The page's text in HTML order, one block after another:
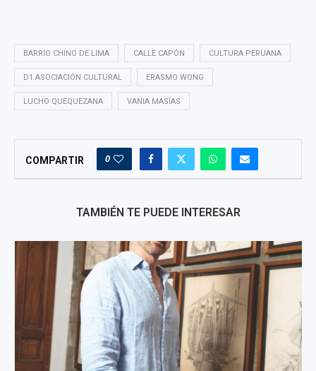
BARRIO CHINO DE LIMA CALLE CAPÓN CULTURA PERUANA
D1 ASOCIACIÓN CULTURAL ERASMO WONG
LUCHO QUEQUEZANA VANIA MASÍAS
COMPARTIR 0
TAMBIÉN TE PUEDE INTERESAR